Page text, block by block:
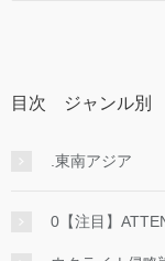
目次 ジャンル別
.東南アジア
0【注目】